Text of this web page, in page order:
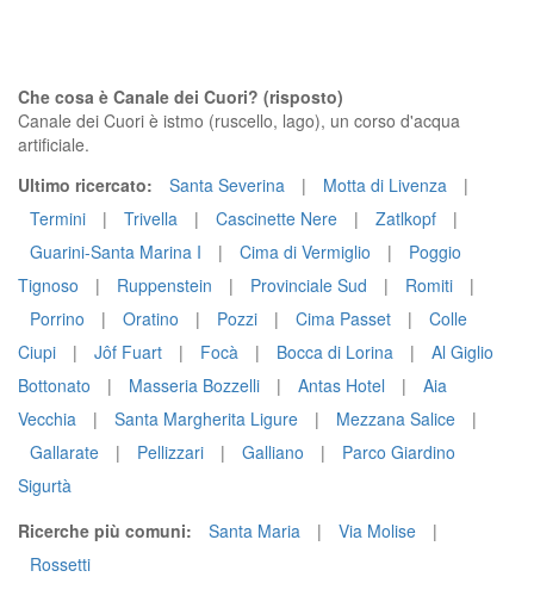
Che cosa è Canale dei Cuori? (risposto)
Canale dei Cuori è istmo (ruscello, lago), un corso d'acqua
artificiale.
Ultimo ricercato:
Santa Severina | Motta di Livenza
|
Termini
| Trivella | Cascinette Nere | Zatlkopf
|
Guarini-Santa Marina I
| Cima di Vermiglio |
Poggio
Tignoso
| Ruppenstein | Provinciale Sud | Romiti
|
Porrino
| Oratino | Pozzi | Cima Passet |
Colle
Ciupi
| Jôf Fuart | Focà | Bocca di Lorina |
Al Giglio
Bottonato
| Masseria Bozzelli | Antas Hotel |
Aia
Vecchia
| Santa Margherita Ligure | Mezzana Salice
|
Gallarate
| Pellizzari | Galliano |
Parco Giardino
Sigurtà
Ricerche più comuni:
Santa Maria | Via Molise
|
Rossetti